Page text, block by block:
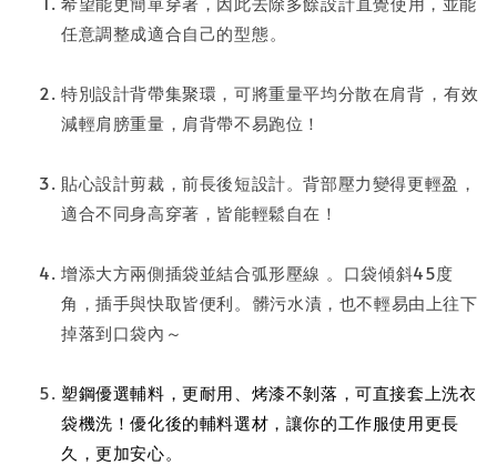
任意調整成適合自己的型態⁣。
特別設計背帶集聚環，可將重量平均分散在肩背⁣⁣⁣，有效
減輕肩膀重量，肩背帶不易跑位！ ⁣⁣⁣
貼心設計剪裁，前長後短設計。背部壓力變得更輕盈⁣，
適合不同身高穿著，皆能輕鬆自在！
增添大方兩側插袋並結合弧形壓線 ⁣。口袋傾斜45度
角，插手與快取皆便利。⁣⁣髒污水漬，也不輕易由上往下
掉落到口袋內～⁣
塑鋼優選輔料，更耐用、烤漆不剝落，可直接套上洗衣
袋機洗！優化後的輔料選材，讓你的工作服使用更長
久，更加安心。